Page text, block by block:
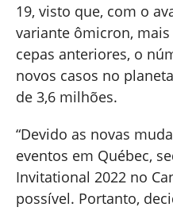
19, visto que, com o
variante ômicron,
cepas anteriores, o
novos casos no
de 3,6 milhões.
“Devido as novas
eventos em Québec,
Invitational 2022 no
possível. Portanto,